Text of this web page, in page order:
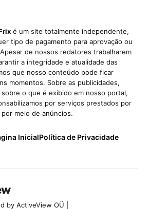
é um site totalmente independente,
tipo de pagamento para aprovação ou
de nossos redatores trabalharem
a integridade e atualidade das
que nosso conteúdo pode ficar
momentos. Sobre as publicidades,
o que é exibido em nosso portal,
por serviços prestados por
meio de anúncios.
InicialPolítica de Privacidade
by ActiveView OÜ |